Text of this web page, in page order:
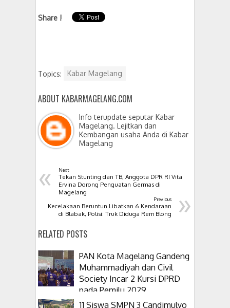
Share !
Topics: Kabar Magelang
ABOUT KABARMAGELANG.COM
Info terupdate seputar Kabar
Magelang. Lejitkan dan
Kembangan usaha Anda di Kabar
Magelang
« Next
Tekan Stunting dan TB, Anggota DPR RI Vita
Ervina Dorong Penguatan Germas di
Magelang
»
Previous
Kecelakaan Beruntun Libatkan 6 Kendaraan
di Blabak, Polisi: Truk Diduga Rem Blong
RELATED POSTS
PAN Kota Magelang Gandeng
Muhammadiyah dan Civil
Society Incar 2 Kursi DPRD
pada Pemilu 2029
11 Siswa SMPN 3 Candimulyo